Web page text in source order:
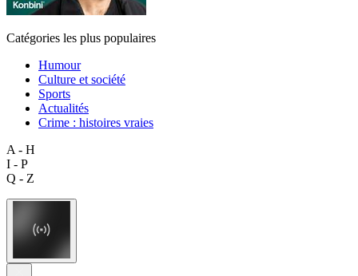
Catégories les plus populaires
Humour
Culture et société
Sports
Actualités
Crime : histoires vraies
A - H
I - P
Q - Z